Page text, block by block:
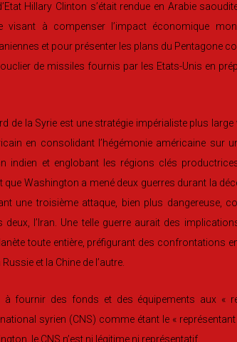
Hillary Clinton s’était rendue en Arabie
visant à compenser l’impact économique
et pour présenter les plans du Pentagone
de missiles fournis par les Etats-Unis en
de la Syrie est une stratégie impérialiste plus
en consolidant l’hégémonie américaine sur
indien et englobant les régions clés
que Washington a mené deux guerres durant la
une troisième attaque, bien plus dangereuse,
l’Iran. Une telle guerre aurait des
toute entière, préfigurant des confrontations
et la Chine de l’autre.
fournir des fonds et des équipements aux «
syrien (CNS) comme étant le «
le CNS n’est ni légitime ni représentatif.